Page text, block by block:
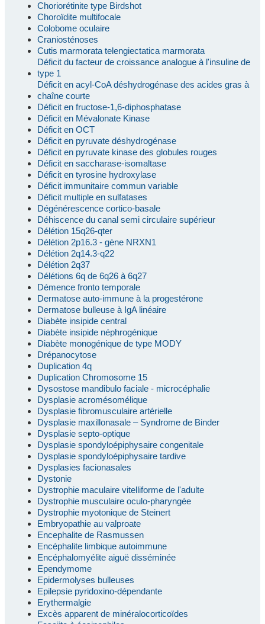
Choriorétinite type Birdshot
Choroïdite multifocale
Colobome oculaire
Craniosténoses
Cutis marmorata telengiectatica marmorata
Déficit du facteur de croissance analogue à l'insuline de
type 1
Déficit en acyl-CoA déshydrogénase des acides gras à
chaîne courte
Déficit en fructose-1,6-diphosphatase
Déficit en Mévalonate Kinase
Déficit en OCT
Déficit en pyruvate déshydrogénase
Déficit en pyruvate kinase des globules rouges
Déficit en saccharase-isomaltase
Déficit en tyrosine hydroxylase
Déficit immunitaire commun variable
Déficit multiple en sulfatases
Dégénérescence cortico-basale
Déhiscence du canal semi circulaire supérieur
Délétion 15q26-qter
Délétion 2p16.3 - gène NRXN1
Délétion 2q14.3-q22
Délétion 2q37
Délétions 6q de 6q26 à 6q27
Démence fronto temporale
Dermatose auto-immune à la progestérone
Dermatose bulleuse à IgA linéaire
Diabète insipide central
Diabète insipide néphrogénique
Diabète monogénique de type MODY
Drépanocytose
Duplication 4q
Duplication Chromosome 15
Dysostose mandibulo faciale - microcéphalie
Dysplasie acromésomélique
Dysplasie fibromusculaire artérielle
Dysplasie maxillonasale – Syndrome de Binder
Dysplasie septo-optique
Dysplasie spondyloépiphysaire congenitale
Dysplasie spondyloépiphysaire tardive
Dysplasies facionasales
Dystonie
Dystrophie maculaire vitelliforme de l'adulte
Dystrophie musculaire oculo-pharyngée
Dystrophie myotonique de Steinert
Embryopathie au valproate
Encephalite de Rasmussen
Encéphalite limbique autoimmune
Encéphalomyélite aiguë disséminée
Ependymome
Epidermolyses bulleuses
Epilepsie pyridoxino-dépendante
Erythermalgie
Excès apparent de minéralocorticoïdes